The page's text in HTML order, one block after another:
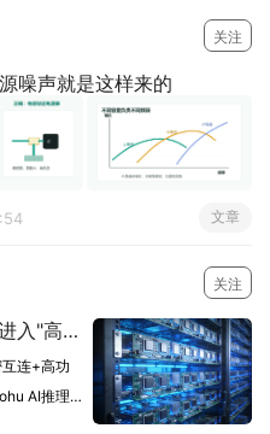
一大圈。
关注
噪声就是这样来的
文章
关注
144GB HBM服务器问世 PCB进入"高密互连+高功耗"设计新时代
连+高功
AI推理芯